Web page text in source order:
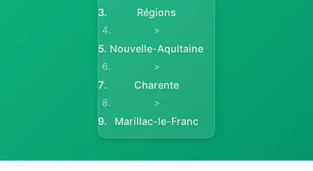
Régions
>
Nouvelle-Aquitaine
>
Charente
>
Marillac-le-Franc